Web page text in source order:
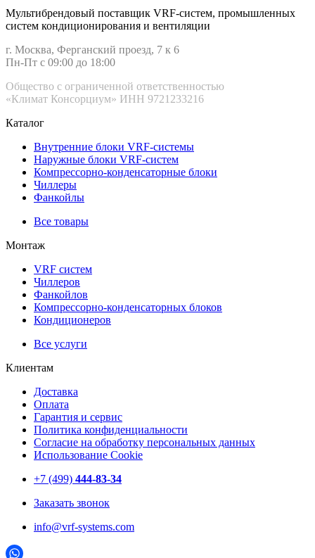
Мультибрендовый поставщик VRF-cистем, промышленных
систем кондиционирования и вентиляции
г. Москва, Ферганский проезд, 7 к 6
Пн-Пт с 09:00 до 18:00
Общество с ограниченной ответственностью
«Климат Консорциум» ИНН 9721233216
Каталог
Внутренние блоки VRF-cистемы
Наружные блоки VRF-cистем
Компрессорно-конденсаторные блоки
Чиллеры
Фанкойлы
Все товары
Монтаж
VRF систем
Чиллеров
Фанкойлов
Компрессорно-конденсаторных блоков
Кондиционеров
Все услуги
Клиентам
Доставка
Оплата
Гарантия и сервис
Политика конфиденциальности
Согласие на обработку персональных данных
Использование Cookie
+7 (499) 444-83-34
Заказать звонок
info@vrf-systems.com